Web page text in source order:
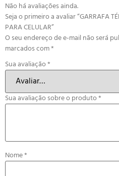
Não há avaliações ainda.
Seja o primeiro a avaliar “GARRAFA
PARA CELULAR”
O seu endereço de e-mail não será
marcados com*
Sua avaliação*
Sua avaliação sobre o produto*
Nome*